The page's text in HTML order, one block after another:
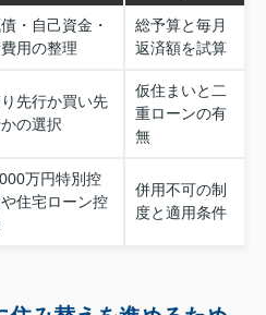
・自己資金・
用の整理
総予算と毎月
返済額を試算
先行か買い先
の選択
仮住まいと二
重ローンの有
無
万円特別控
や住宅ローン控
併用不可の制
度と適用条件